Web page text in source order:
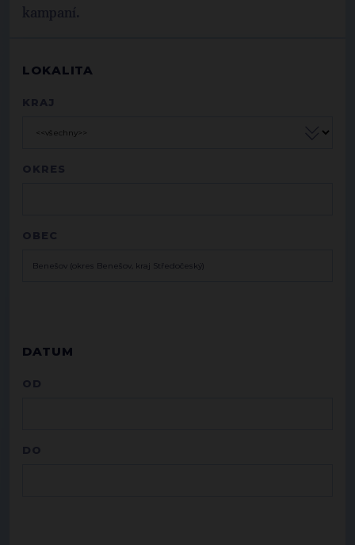
kampaní.
LOKALITA
KRAJ
OKRES
OBEC
DATUM
OD
DO